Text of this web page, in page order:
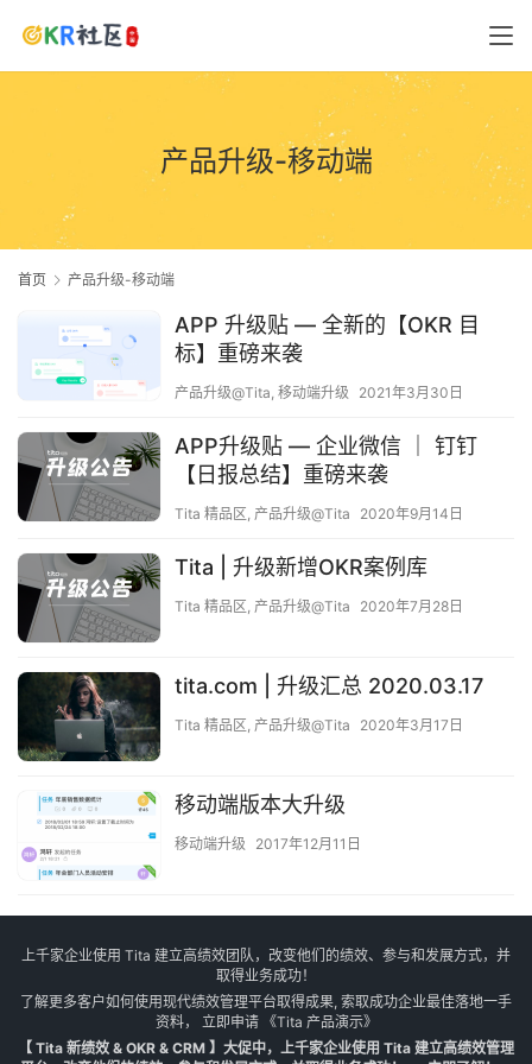
产品升级-移动端
首页 产品升级-移动端
APP 升级贴 — 全新的【OKR 目
标】重磅来袭
产品升级@Tita, 移动端升级 2021年3月30日
APP升级贴 — 企业微信 ｜ 钉钉
【日报总结】重磅来袭
Tita 精品区, 产品升级@Tita 2020年9月14日
Tita | 升级新增OKR案例库
Tita 精品区, 产品升级@Tita 2020年7月28日
tita.com | 升级汇总 2020.03.17
Tita 精品区, 产品升级@Tita 2020年3月17日
移动端版本大升级
移动端升级 2017年12月11日
上千家企业使用 Tita 建立高绩效团队，改变他们的绩效、参与和发展方式，并
取得业务成功！
了解更多客户如何使用现代绩效管理平台取得成果, 索取成功企业最佳落地一手
资料， 立即申请《Tita 产品演示》
【 Tita 新绩效 & OKR & CRM 】大促中，上千家企业使用 Tita 建立高绩效管理